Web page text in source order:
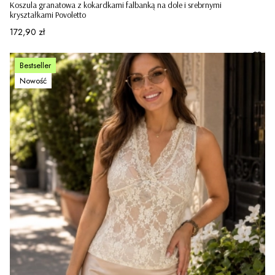
Koszula granatowa z kokardkami falbanką na dole i srebrnymi
kryształkami Povoletto
Cena
172,90 zł
Bestseller
Nowość